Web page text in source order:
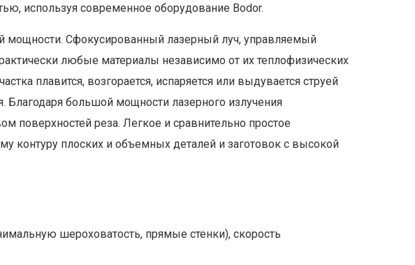
используя современное оборудование Bodor.
мощности. Сфокусированный лазерный луч, управляемый
любые материалы независимо от их теплофизических
плавится, возгорается, испаряется или выдувается струей
Благодаря большой мощности лазерного излучения
поверхностей реза. Легкое и сравнительно простое
контуру плоских и объемных деталей и заготовок с высокой
шероховатость, прямые стенки), скорость